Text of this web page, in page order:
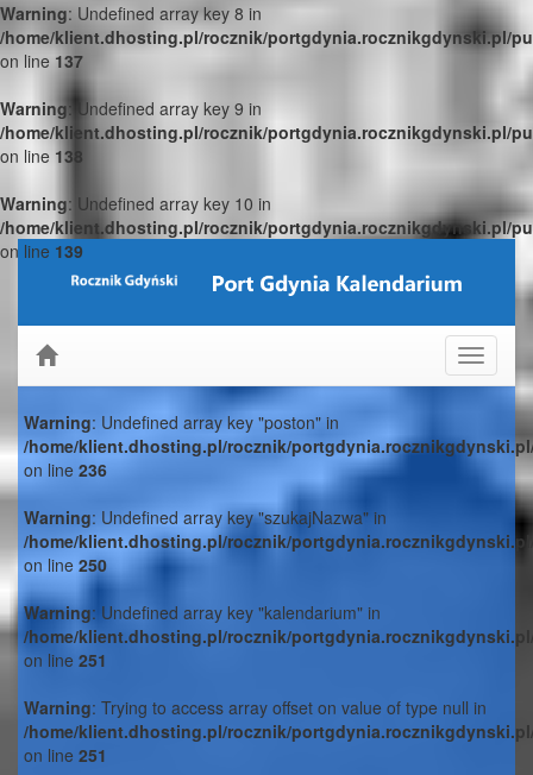
Warning: Undefined array key 8 in
/home/klient.dhosting.pl/rocznik/portgdynia.rocznikgdynski.pl/
on line 137
Warning: Undefined array key 9 in
/home/klient.dhosting.pl/rocznik/portgdynia.rocznikgdynski.pl/
on line 138
Warning: Undefined array key 10 in
/home/klient.dhosting.pl/rocznik/portgdynia.rocznikgdynski.pl/
on line 139
Toggle
Warning: Undefined array key "poston" in
/home/klient.dhosting.pl/rocznik/
on line 236
Warning: Undefined array key "szukajNazwa" in
/home/klient.dhosting.pl/rocznik/
on line 250
Warning: Undefined array key "kalendarium" in
/home/klient.dhosting.pl/rocznik/
on line 251
Warning: Trying to access array offset on value of type null in
/home/klient.dhosting.pl/rocznik/
on line 251